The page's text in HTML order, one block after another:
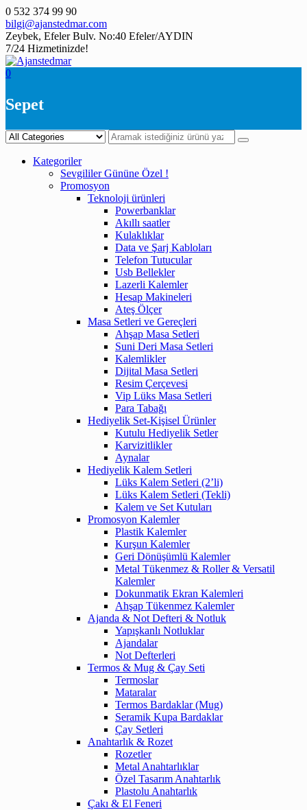
Skip
to
content
0 532 374 99 90
bilgi@ajanstedmar.com
Zeybek, Efeler Bulv. No:40 Efeler/AYDIN
7/24 Hizmetinizde!
0
Sepet
Kategoriler
Sevgililer Gününe Özel !
Promosyon
Teknoloji ürünleri
Powerbanklar
Akıllı saatler
Kulaklıklar
Data ve Şarj Kabloları
Telefon Tutucular
Usb Bellekler
Lazerli Kalemler
Hesap Makineleri
Ateş Ölçer
Masa Setleri ve Gereçleri
Ahşap Masa Setleri
Suni Deri Masa Setleri
Kalemlikler
Dijital Masa Setleri
Resim Çerçevesi
Vip Lüks Masa Setleri
Para Tabağı
Hediyelik Set-Kişisel Ürünler
Kutulu Hediyelik Setler
Karvizitlikler
Aynalar
Hediyelik Kalem Setleri
Lüks Kalem Setleri (2’li)
Lüks Kalem Setleri (Tekli)
Kalem ve Set Kutuları
Promosyon Kalemler
Plastik Kalemler
Kurşun Kalemler
Geri Dönüşümlü Kalemler
Metal Tükenmez & Roller & Versatil
Kalemler
Dokunmatik Ekran Kalemleri
Ahşap Tükenmez Kalemler
Ajanda & Not Defteri & Notluk
Yapışkanlı Notluklar
Ajandalar
Not Defterleri
Termos & Mug & Çay Seti
Termoslar
Mataralar
Termos Bardaklar (Mug)
Seramik Kupa Bardaklar
Çay Setleri
Anahtarlık & Rozet
Rozetler
Metal Anahtarlıklar
Özel Tasarım Anahtarlık
Plastolu Anahtarlık
Çakı & El Feneri